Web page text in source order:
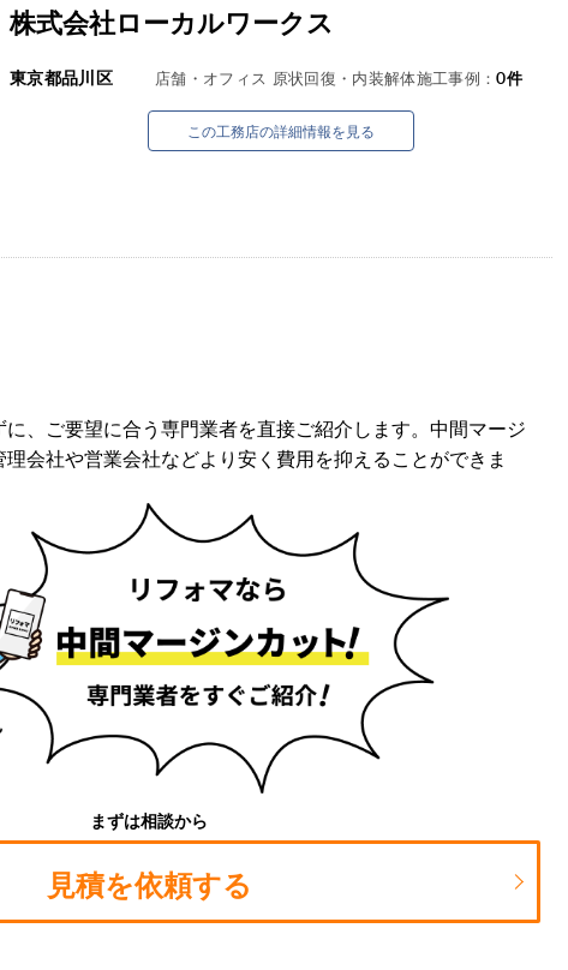
株式会社ローカルワークス
東京都品川区 店舗・オフィス 原状回復・内装解体施工事例：0件
この工務店の詳細情報を見る
、ご要望に合う専門業者を直接ご紹介します。中間マージ
会社や営業会社などより安く費用を抑えることができま
まずは相談から
見積を依頼する